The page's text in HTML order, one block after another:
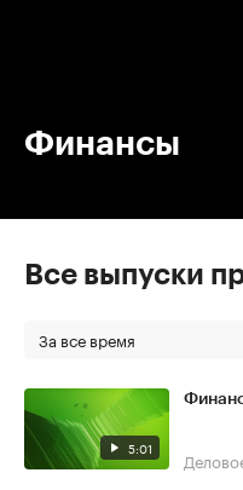
Финансы
Все выпуски
За все время
5:01